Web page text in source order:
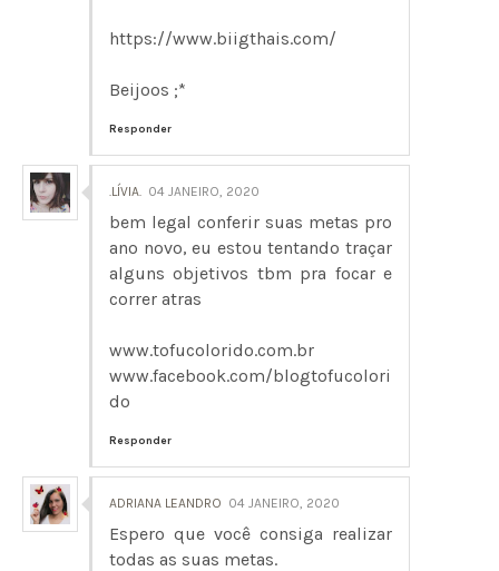
https://www.biigthais.com/
Beijoos ;*
Responder
.LÍVIA. 04 JANEIRO, 2020
bem legal conferir suas metas pro
ano novo, eu estou tentando traçar
alguns objetivos tbm pra focar e
correr atras
www.tofucolorido.com.br
www.facebook.com/blogtofucolori
do
Responder
ADRIANA LEANDRO 04 JANEIRO, 2020
Espero que você consiga realizar
todas as suas metas.